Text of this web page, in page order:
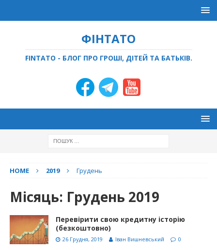
ФІНТАТО
FINTATO - БЛОГ ПРО ГРОШІ, ДІТЕЙ ТА БАТЬКІВ.
HOME 2019 Грудень
Місяць: Грудень 2019
Перевірити свою кредитну історію
(безкоштовно)
26 Грудня, 2019 Іван Вишневський 0